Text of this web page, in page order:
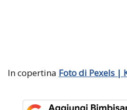
In copertina Foto di Pexels |